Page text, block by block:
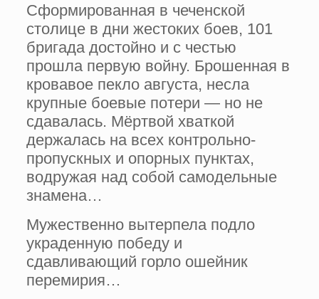
Сформированная в чеченской
столице в дни жестоких боев, 101
бригада достойно и с честью
прошла первую войну. Брошенная в
кровавое пекло августа, несла
крупные боевые потери — но не
сдавалась. Мёртвой хваткой
держалась на всех контрольно-
пропускных и опорных пунктах,
водружая над собой самодельные
знамена…
Мужественно вытерпела подло
украденную победу и
сдавливающий горло ошейник
перемирия…